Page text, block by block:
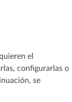
el
configurarlas o
se